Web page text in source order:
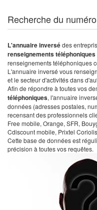
Recherche du
L'annuaire inversédes
renseignements téléphoniques
renseignements téléphoniques
L'annuaire inversé vous
et le secteur d'activités dans
Afin de répondre à toutes vos
téléphoniques, l'annuaire
données (adresses postales,
recensant des professionnels
Free mobile, Orange, SFR,
Cdiscount mobile, Prixtel
Cette base de données est
précision à toutes vos requêtes.